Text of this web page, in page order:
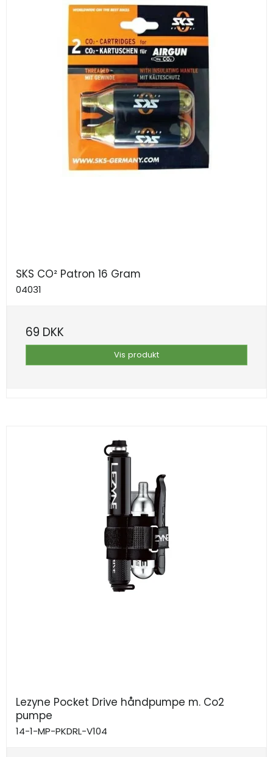
SKS CO² Patron 16 Gram
04031
69 DKK
Vis produkt
Lezyne Pocket Drive håndpumpe m. Co2
pumpe
14-1-MP-PKDRL-V104